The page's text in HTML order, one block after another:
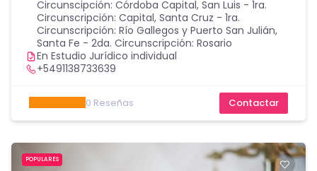
Circunscipción: Córdoba Capital, San Luis - 1ra.
Circunscripción: Capital, Santa Cruz - 1ra.
Circunscripción: Río Gallegos y Puerto San Julián,
Santa Fe - 2da. Circunscripción: Rosario
En Estudio Jurídico individual
+5491138733639
0 Reseñas Contactar
POPULARES